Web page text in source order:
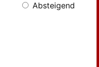
Absteigend